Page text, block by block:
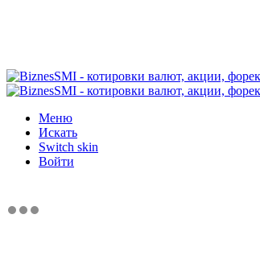
Меню
Искать
Switch skin
Войти